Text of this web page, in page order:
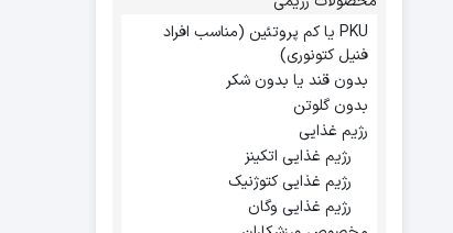
PKU یا کم پروتئین (مناسب افراد
فنیل کتونوری)
بدون قند یا بدون شکر
بدون گلوتن
رژیم غذایی
رژیم غذایی اتکینز
رژیم غذایی کتوژنیک
رژیم غذایی وگان